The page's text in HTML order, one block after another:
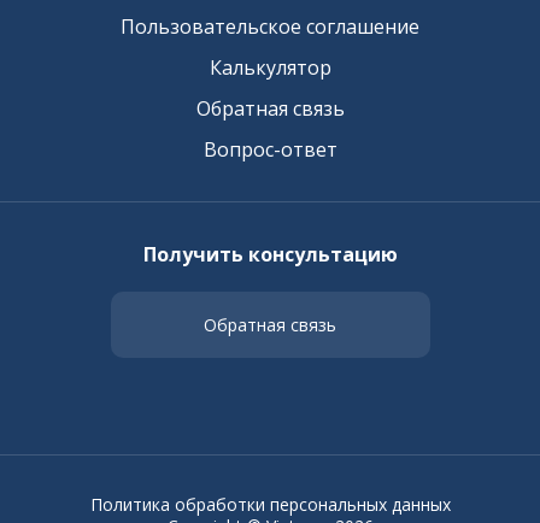
Пользовательское соглашение
Калькулятор
Обратная связь
Вопрос-ответ
Получить консультацию
Обратная связь
Политика обработки персональных данных